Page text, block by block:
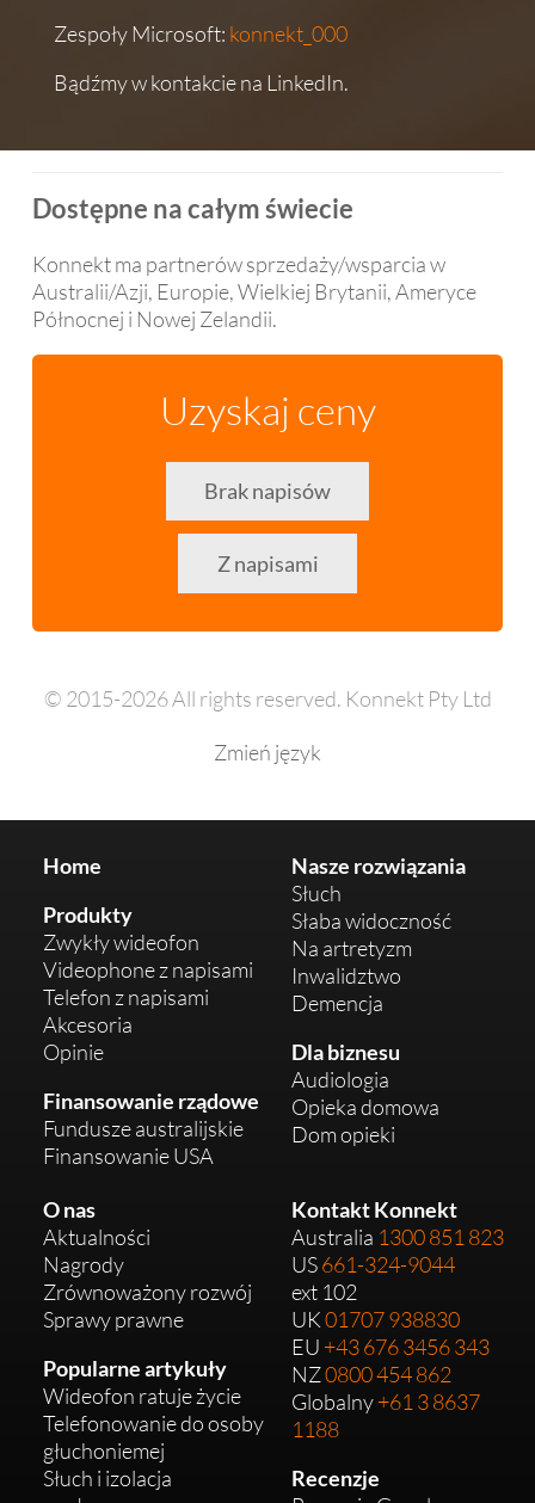
Zespoły Microsoft: konnekt_000
Bądźmy w kontakcie na LinkedIn.
Dostępne na całym świecie
Konnekt ma partnerów sprzedaży/wsparcia w
Australii/Azji, Europie, Wielkiej Brytanii, Ameryce
Północnej i Nowej Zelandii.
Uzyskaj ceny
Brak napisów
Z napisami
© 2015-2026 All rights reserved. Konnekt Pty Ltd
Zmień język
Home
Produkty
Zwykły wideofon
Videophone z napisami
Telefon z napisami
Akcesoria
Opinie
Finansowanie rządowe
Fundusze australijskie
Finansowanie USA
Nasze rozwiązania
Słuch
Słaba widoczność
Na artretyzm
Inwalidztwo
Demencja
Dla biznesu
Audiologia
Opieka domowa
Dom opieki
O nas
Aktualności
Nagrody
Zrównoważony rozwój
Sprawy prawne
Popularne artykuły
Wideofon ratuje życie
Telefonowanie do osoby
głuchoniemej
Słuch i izolacja
Kontakt Konnekt
Australia 1300 851 823
US661-324-9044
ext 102
UK01707 938830
EU +43 676 3456 343
NZ0800 454 862
Globalny+61 3 8637
1188
Recenzje